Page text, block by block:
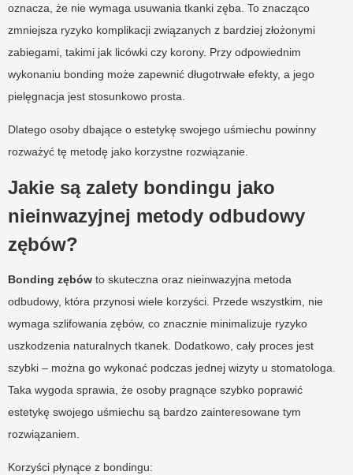
oznacza, że nie wymaga usuwania tkanki zęba. To znacząco
zmniejsza ryzyko komplikacji związanych z bardziej złożonymi
zabiegami, takimi jak licówki czy korony. Przy odpowiednim
wykonaniu bonding może zapewnić długotrwałe efekty, a jego
pielęgnacja jest stosunkowo prosta.
Dlatego osoby dbające o estetykę swojego uśmiechu powinny
rozważyć tę metodę jako korzystne rozwiązanie.
Jakie są zalety bondingu jako
nieinwazyjnej metody odbudowy
zębów?
Bonding zębów to skuteczna oraz nieinwazyjna metoda
odbudowy, która przynosi wiele korzyści. Przede wszystkim, nie
wymaga szlifowania zębów, co znacznie minimalizuje ryzyko
uszkodzenia naturalnych tkanek. Dodatkowo, cały proces jest
szybki – można go wykonać podczas jednej wizyty u stomatologa.
Taka wygoda sprawia, że osoby pragnące szybko poprawić
estetykę swojego uśmiechu są bardzo zainteresowane tym
rozwiązaniem.
Korzyści płynące z bondingu: